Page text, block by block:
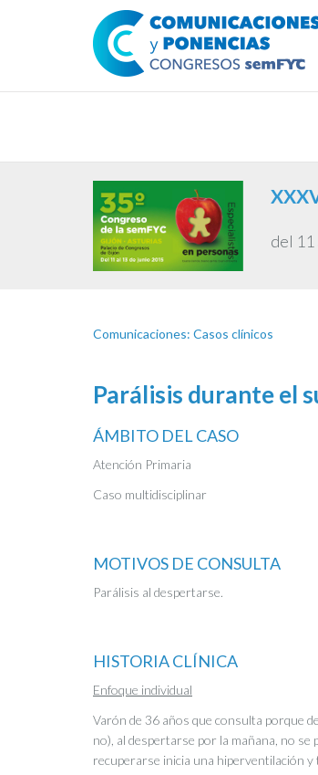
del 11
Comunicaciones: Casos clínicos
Parálisis durante el
ÁMBITO DEL CASO
Atención Primaria
Caso multidisciplinar
MOTIVOS DE CONSULTA
Parálisis al despertarse.
HISTORIA CLÍNICA
Enfoque individual
Varón de 36 años que consulta porque
no), al despertarse por la mañana, no se
recuperarse inicia una hiperventilación y